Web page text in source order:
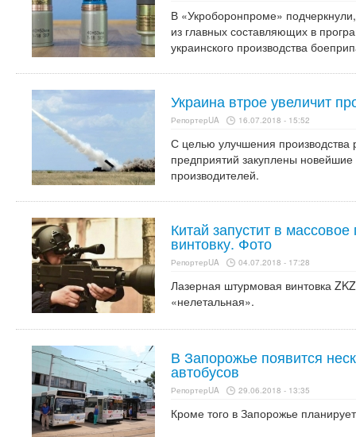
В «Укроборонпроме»
из главных составляющих в
украинского производства
Украина втрое увеличит
РепортерUA 16.07.2018 - 15:52
С целью улучшения производства
предприятий закуплены
производителей.
Китай запустит в
винтовку. Фото
РепортерUA 04.07.2018 - 17:28
Лазерная штурмовая винтовка
«нелетальная».
В Запорожье появится
автобусов
РепортерUA 29.06.2018 - 13:35
Кроме того в Запорожье